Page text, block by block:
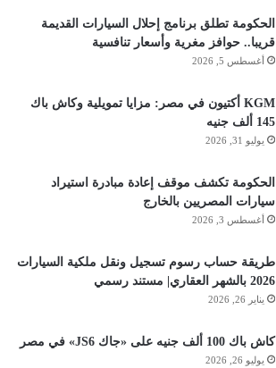
الحكومة تطلق برنامج إحلال السيارات القديمة
قريبا.. حوافز مغرية وأسعار تنافسية
أغسطس 5, 2026
KGM أكتيون في مصر: مزايا تمويلية وكاش باك
145 ألف جنيه
يوليو 31, 2026
الحكومة تكشف موقف إعادة مبادرة استيراد
سيارات المصريين بالخارج
أغسطس 3, 2026
طريقة حساب رسوم تسجيل ونقل ملكية السيارات
2026 بالشهر العقاري| مستند رسمي
يناير 26, 2026
كاش باك 100 ألف جنيه على «جاك JS6» في مصر
يوليو 26, 2026